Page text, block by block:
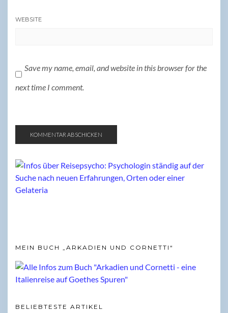
WEBSITE
Save my name, email, and website in this browser for the
next time I comment.
MEIN BUCH „ARKADIEN UND CORNETTI“
BELIEBTESTE ARTIKEL